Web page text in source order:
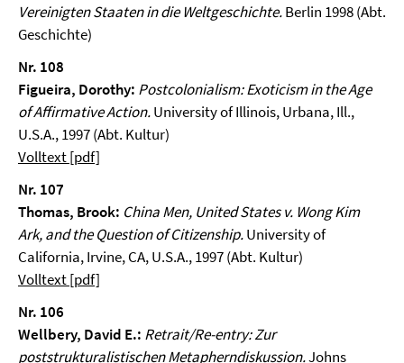
Vereinigten Staaten in die Weltgeschichte.Berlin 1998 (Abt.
Geschichte)
Nr. 108
Figueira, Dorothy: Postcolonialism: Exoticism in the Age
of Affirmative Action.University of Illinois, Urbana, Ill.,
U.S.A., 1997 (Abt. Kultur)
Volltext [pdf]
Nr. 107
Thomas, Brook: China Men, United States v. Wong Kim
Ark, and the Question of Citizenship.University of
California, Irvine, CA, U.S.A., 1997 (Abt. Kultur)
Volltext [pdf]
Nr. 106
Wellbery, David E.: Retrait/Re-entry: Zur
poststrukturalistischen Metapherndiskussion.Johns